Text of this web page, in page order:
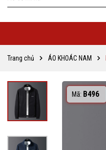
Trang chủ ÁO KHOÁC NAM
Mã: B496